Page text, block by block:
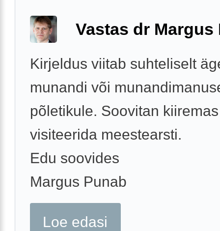
Vastas dr Margus
Kirjeldus viitab suhteliselt
munandi või
põletikule. Soovitan
visiteerida meestearsti.
Edu soovides
Margus Punab
Loe edasi